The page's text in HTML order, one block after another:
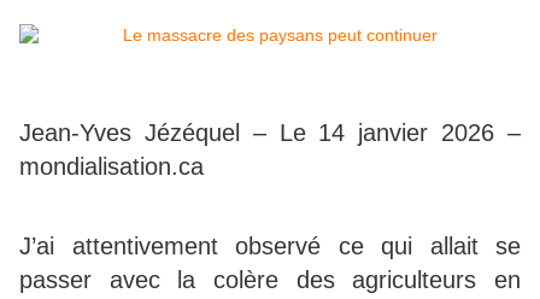
Jean-Yves Jézéquel – Le 14 janvier 2026 –
mondialisation.ca
J’ai attentivement observé ce qui allait se
passer avec la colère des agriculteurs en